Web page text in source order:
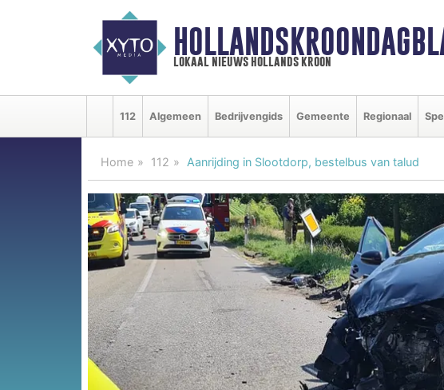
lokaal nieuws hollands kroon
112 Algemeen Bedrijvengids Gemeente Regionaal
Home 112 Aanrijding in Slootdorp, bestelbus van talud